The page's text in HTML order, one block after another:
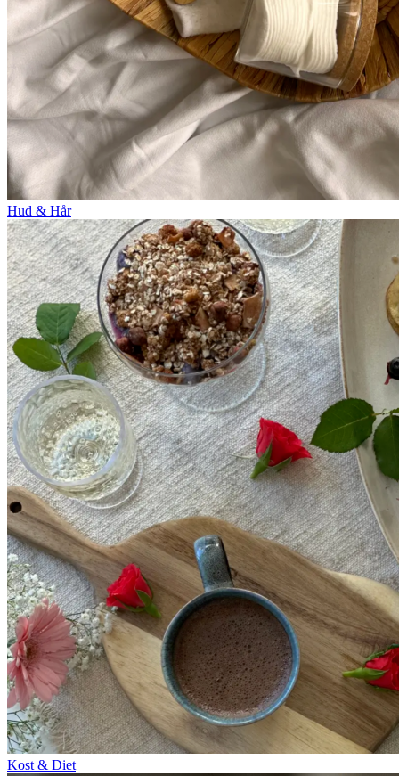
Hud & Hår
Kost & Diet